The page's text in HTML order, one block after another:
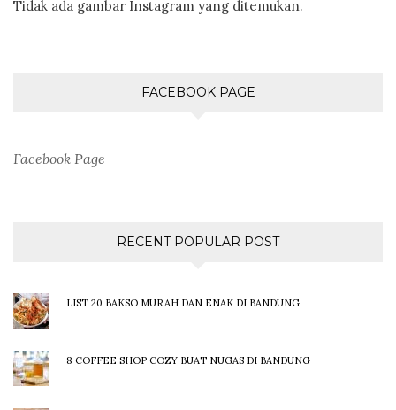
Tidak ada gambar Instagram yang ditemukan.
FACEBOOK PAGE
Facebook Page
RECENT POPULAR POST
LIST 20 BAKSO MURAH DAN ENAK DI BANDUNG
8 COFFEE SHOP COZY BUAT NUGAS DI BANDUNG